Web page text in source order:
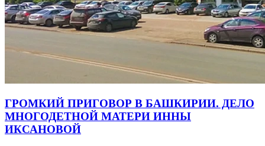
ГРОМКИЙ ПРИГОВОР В БАШКИРИИ. ДЕЛО
МНОГОДЕТНОЙ МАТЕРИ ИННЫ
ИКСАНОВОЙ